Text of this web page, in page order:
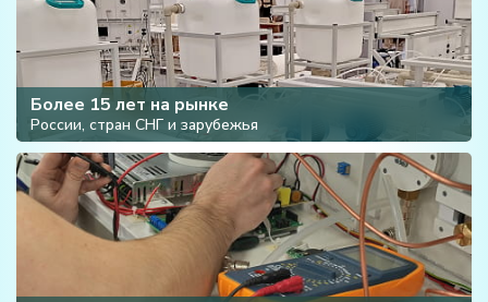
Более 15 лет на рынке
России, стран СНГ и зарубежья